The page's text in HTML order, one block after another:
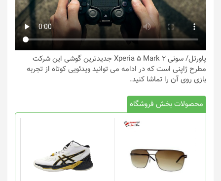
پاورتل
/ سونی Xperia 5 Mark 2 جدیدترین گوشی این شرکت
مطرح ژاپنی است که در ادامه می توانید ویدئویی کوتاه از تجربه
بازی روی آن را تماشا کنید.
محصولات بخش فروشگاه
دارای
انواع
مختلفی